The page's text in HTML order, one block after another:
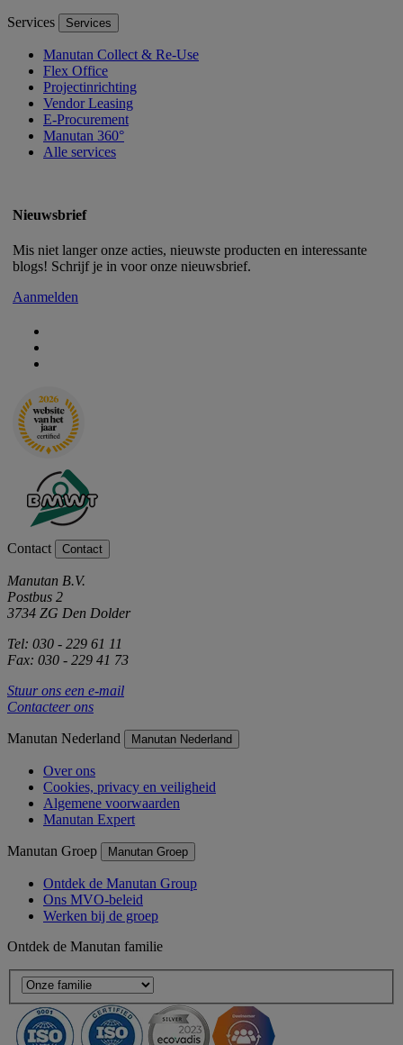
Services Services
Manutan Collect & Re-Use
Flex Office
Projectinrichting
Vendor Leasing
E-Procurement
Manutan 360°
Alle services
Nieuwsbrief
Mis niet langer onze acties, nieuwste producten en interessante
blogs! Schrijf je in voor onze nieuwsbrief.
Aanmelden
Contact Contact
Manutan B.V.
Postbus 2
3734 ZG Den Dolder
Tel: 030 - 229 61 11
Fax: 030 - 229 41 73
Stuur ons een e-mail
Contacteer ons
Manutan Nederland Manutan Nederland
Over ons
Cookies, privacy en veiligheid
Algemene voorwaarden
Manutan Expert
Manutan Groep Manutan Groep
Ontdek de Manutan Group
Ons MVO-beleid
Werken bij de groep
Ontdek de Manutan familie